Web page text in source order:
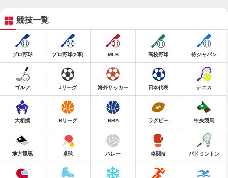
競技一覧
プロ野球 プロ野球(2軍) MLB 高校野球 侍ジャパン
ゴルフ Jリーグ 海外サッカー 日本代表 テニス
大相撲 Bリーグ NBA ラグビー 中央競馬
地方競馬 卓球 バレー 格闘技 バドミントン